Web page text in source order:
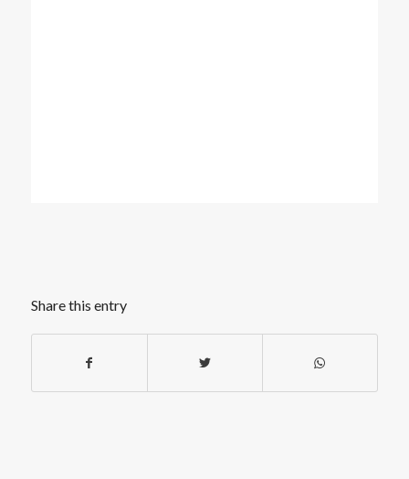
Share this entry